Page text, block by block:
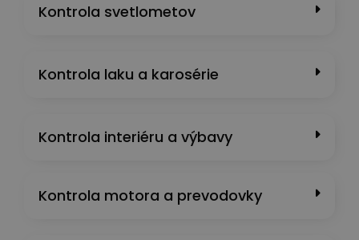
Kontrola svetlometov
Kontrola laku a karosérie
Kontrola interiéru a výbavy
Kontrola motora a prevodovky